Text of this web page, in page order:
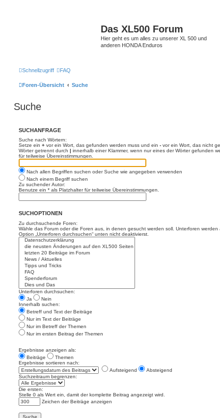
Das XL500 Forum
Hier geht es um alles zu unserer XL 500 und
anderen HONDA Enduros
Schnellzugriff FAQ
Foren-Übersicht Suche
Suche
SUCHANFRAGE
Suche nach Wörtern:
Setze ein + vor ein Wort, das gefunden werden muss und ein - vor ein Wort, das nicht
Wörter getrennt durch | innerhalb einer Klammer, wenn nur eines der Wörter gefunden
für teilweise Übereinstimmungen.
Nach allen Begriffen suchen oder Suche wie angegeben verwenden
Nach einem Begriff suchen
Zu suchender Autor:
Benutze ein * als Platzhalter für teilweise Übereinstimmungen.
SUCHOPTIONEN
Zu durchsuchende Foren:
Wähle das Forum oder die Foren aus, in denen gesucht werden soll. Unterforen
Option „Unterforen durchsuchen“ unten nicht deaktivierst.
Unterforen durchsuchen:
Ja
Nein
Innerhalb suchen:
Betreff und Text der Beiträge
Nur im Text der Beiträge
Nur im Betreff der Themen
Nur im ersten Beitrag der Themen
Ergebnisse anzeigen als:
Beiträge
Themen
Ergebnisse sortieren nach:
Aufsteigend
Absteigend
Suchzeitraum begrenzen:
Die ersten:
Stelle 0 als Wert ein, damit der komplette Beitrag angezeigt wird.
Zeichen der Beiträge anzeigen